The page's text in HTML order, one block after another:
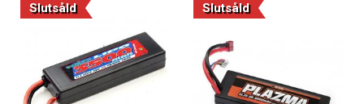
Slutsåld Slutsåld